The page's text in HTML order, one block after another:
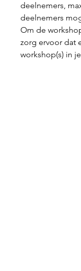
deelnemers,
deelnemers
Om de
zorg ervoor dat
workshop(s) in